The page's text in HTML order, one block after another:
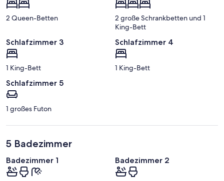
2 Queen-Betten
2 große Schrankbetten und 1
King-Bett
Schlafzimmer 3
1 King-Bett
Schlafzimmer 4
1 King-Bett
Schlafzimmer 5
1 großes Futon
5 Badezimmer
Badezimmer 1 Badezimmer 2